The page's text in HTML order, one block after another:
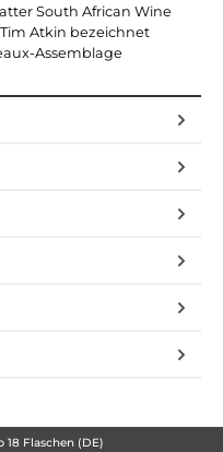
South African Wine
Atkin bezeichnet
Assemblage
18 Flaschen (DE)